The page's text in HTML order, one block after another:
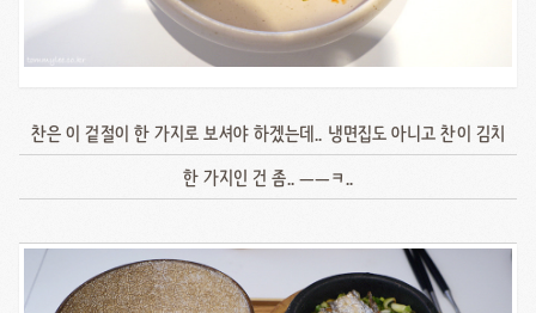
찬은 이 겉절이 한 가지로 보셔야 하겠는데.. 냉면집도 아니고 찬이 김치
한 가지인 건 좀.. ㅡㅡㅋ..